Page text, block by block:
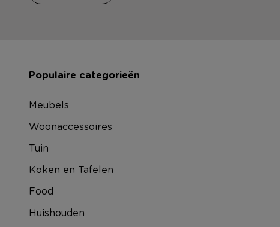
Populaire categorieën
Meubels
Woonaccessoires
Tuin
Koken en Tafelen
Food
Huishouden